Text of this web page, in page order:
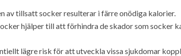
av tillsatt socker resulterar i färre onödiga kalorier.
hjälper till att förhindra de skador som socker
lägre risk för att utveckla vissa sjukdomar